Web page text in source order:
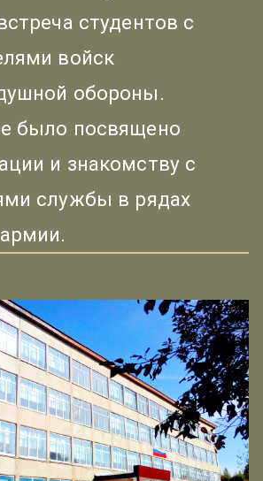
студентов с
войск
обороны.
было посвящено
и знакомству с
службы в рядах